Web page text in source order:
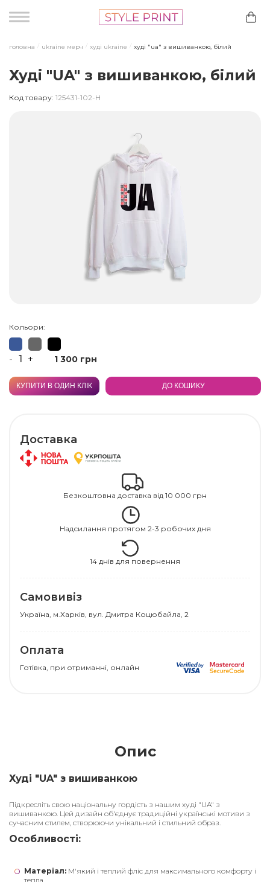
головна ukraine мерч худі ukraine худі "ua" з вишиванкою, білий
Худі "UA" з вишиванкою, білий
Код товару: 125431-102-H
Кольори:
- + 1 300 грн
КУПИТИ В ОДИН КЛІК ДО КОШИКУ
Доставка
Безкоштовна доставка від 10 000 грн
Надсилання протягом 2-3 робочих дня
14 днів для повернення
Самовивіз
Українa, м.Харків, вул. Дмитра Коцюбайла, 2
Оплата
Готівка, при отриманні, онлайн
Опис
Худі "UA" з вишиванкою
Підкресліть свою національну гордість з нашим худі "UA" з
вишиванкою. Цей дизайн об'єднує традиційні українські мотиви з
сучасним стилем, створюючи унікальний і стильний образ.
Особливості:
Матеріал: М'який і теплий фліс для максимального комфорту і
тепла.